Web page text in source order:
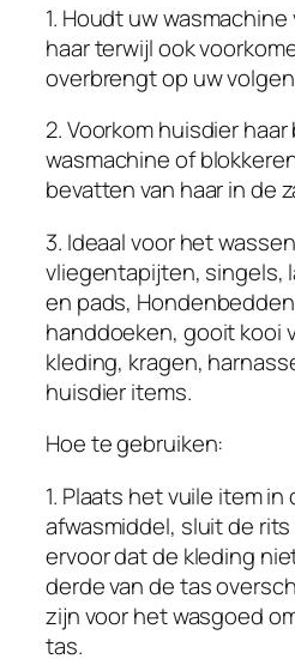
h
u
i
s
d
i
e
r
h
a
a
r
k
n
e
r
k
l
e
1. Houdt uw
haar terwijl ook
overbrengt op uw
2. Voorkom huisdier
wasmachine of
bevatten van haar in de
3. Ideaal voor het
vliegentapijten, singels,
en pads,
handdoeken, gooit kooi
kleding, kragen,
huisdier items.
Hoe te gebruiken:
1. Plaats het vuile item in
afwasmiddel, sluit de
ervoor dat de kleding
derde van de tas
zijn voor het wasgoed
tas.